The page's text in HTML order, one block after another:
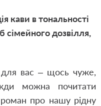
кави в тональності
сімейного дозвілля,
для вас – щось чуже,
можна почитати
про нашу рідну